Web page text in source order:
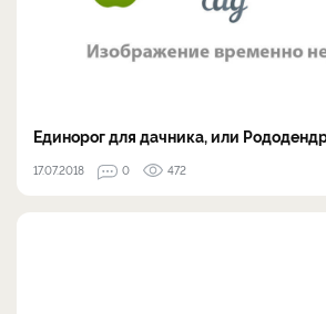
Единорог для дачника, или
17.07.2018 0 472